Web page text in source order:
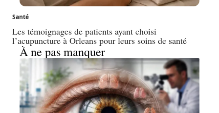
Santé
Les témoignages de patients ayant choisi
l’acupuncture à Orleans pour leurs soins de santé
À ne pas manquer